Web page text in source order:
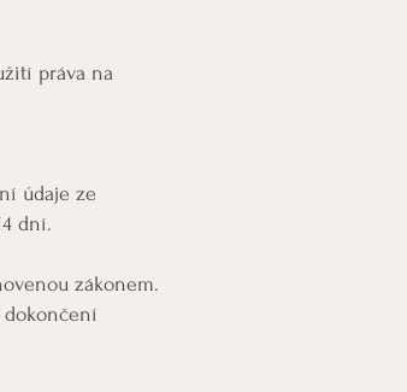
práva na
údaje ze
dní.
zákonem.